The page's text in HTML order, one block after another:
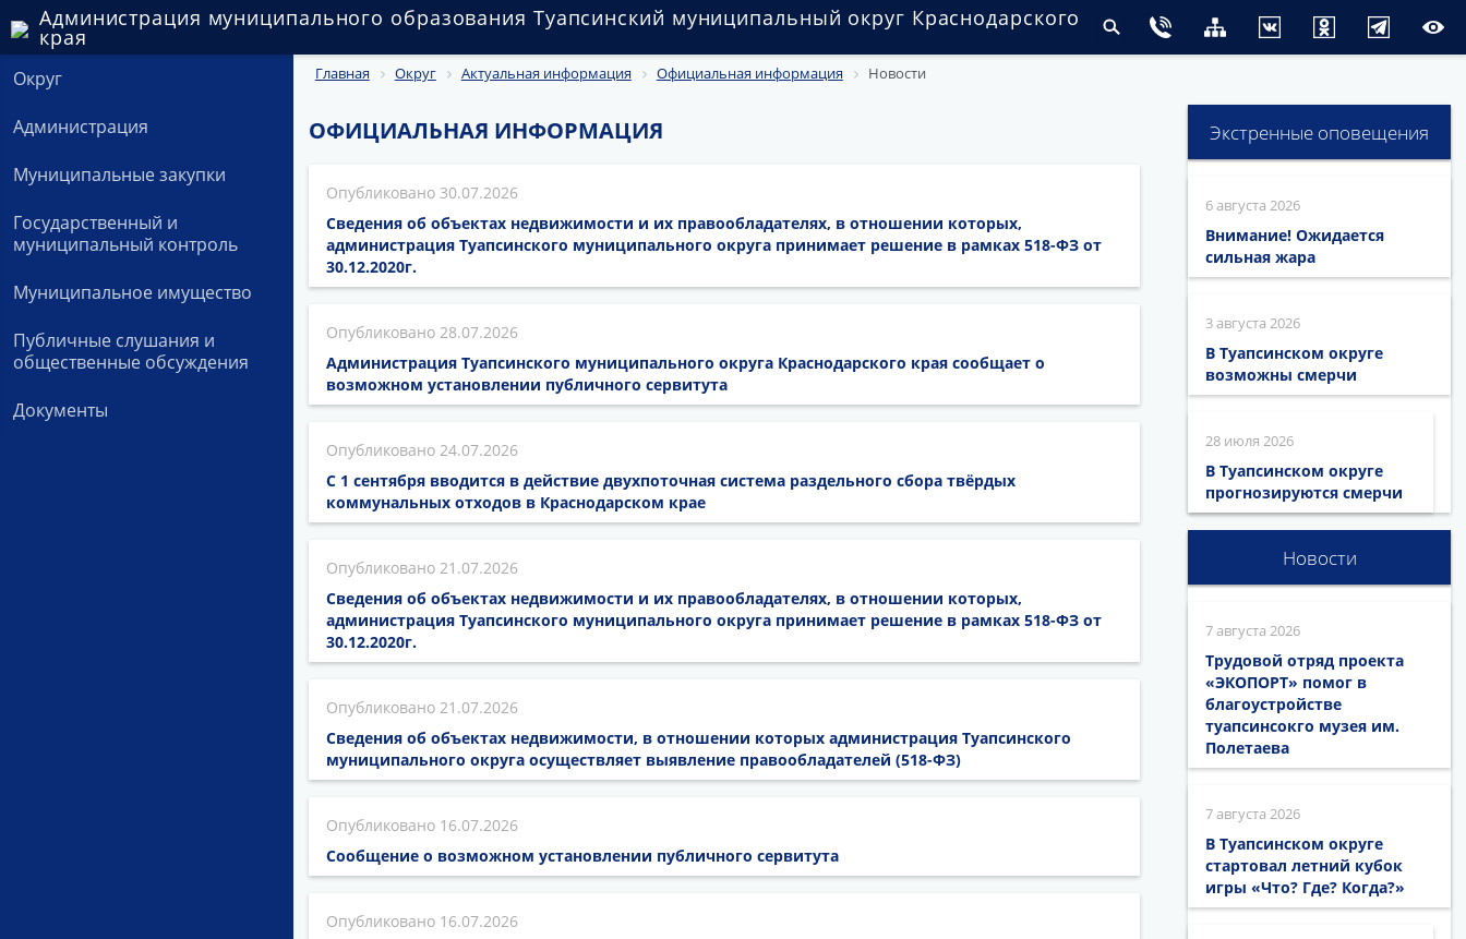
Администрация муниципального образования Туапсинский муниципальный округ Краснодарского
края
Округ
Администрация
Муниципальные закупки
Государственный и
муниципальный контроль
Муниципальное имущество
Публичные слушания и
общественные обсуждения
Документы
Главная Округ Актуальная информация Официальная информация Новости
ОФИЦИАЛЬНАЯ ИНФОРМАЦИЯ
30.07.2026
Сведения об объектах недвижимости и их правообладателях, в отношении которых,
администрация Туапсинского муниципального округа принимает решение в рамках 518-ФЗ от
30.12.2020г.
28.07.2026
Администрация Туапсинского муниципального округа Краснодарского края сообщает о
возможном установлении публичного сервитута
24.07.2026
С 1 сентября вводится в действие двухпоточная система раздельного сбора твёрдых
коммунальных отходов в Краснодарском крае
21.07.2026
Сведения об объектах недвижимости и их правообладателях, в отношении которых,
администрация Туапсинского муниципального округа принимает решение в рамках 518-ФЗ от
30.12.2020г.
21.07.2026
Сведения об объектах недвижимости, в отношении которых администрация Туапсинского
муниципального округа осуществляет выявление правообладателей (518-ФЗ)
16.07.2026
Сообщение о возможном установлении публичного сервитута
16.07.2026
Экстренные оповещения
6 августа 2026
Внимание! Ожидается
сильная жара
3 августа 2026
В Туапсинском округе
возможны смерчи
28 июля 2026
В Туапсинском округе
прогнозируются смерчи
Новости
7 августа 2026
Трудовой отряд проекта
«ЭКОПОРТ» помог в
благоустройстве
туапсинсокго музея им.
Полетаева
7 августа 2026
В Туапсинском округе
стартовал летний кубок
игры «Что? Где? Когда?»